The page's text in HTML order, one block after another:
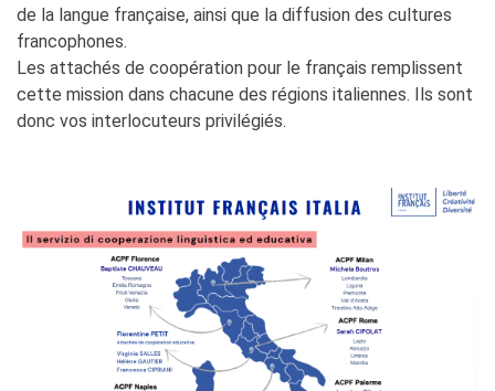
NOS MÉCÈNES
Come sostenere
I Vantaggi
I nostri luoghi
ARCHIVES
Café dell'innovazione
Dialoghi del Farnese
Farnèse à la page
Festa della musica
Incontro italo-francesi sul
mondo di domani
de la langue française, ainsi que la diffusion des cultures
francophones.
Les attachés de coopération pour le français remplissent
cette mission dans chacune des régions italiennes. Ils sont
donc vos interlocuteurs privilégiés.